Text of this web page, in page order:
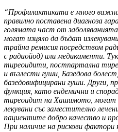
“Профилактиката е много
правилно поставена диагноза
голямата част от
могат изцяло да бъдат
трайна ремисия посредством
с радиойод) или медикаменти.
тиреоидити, постпартална
и възлести гуши, Базедова
базедовифицирани гуши. Други,
функция, като ендемични и
тиреоидит на Хашимото, могат
лекувани със заместително
пациентите добро качество и
При наличие на рискови фактори